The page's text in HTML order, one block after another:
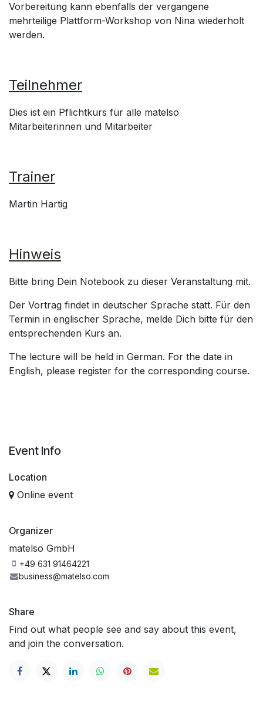
Vorbereitung kann ebenfalls der vergangene
mehrteilige Plattform-Workshop von Nina wiederholt
werden.
Teilnehmer
Dies ist ein Pflichtkurs für alle matelso
Mitarbeiterinnen und Mitarbeiter
Trainer
Martin Hartig
Hinweis
Bitte bring Dein Notebook zu dieser Veranstaltung mit.
Der Vortrag findet in deutscher Sprache statt. Für den
Termin in englischer Sprache, melde Dich bitte für den
entsprechenden Kurs an.
The lecture will be held in German. For the date in
English, please register for the corresponding course.
Event Info
Location
Online event
Organizer
matelso GmbH
+49 631 91464221
business@matelso.com
Share
Find out what people see and say about this event,
and join the conversation.